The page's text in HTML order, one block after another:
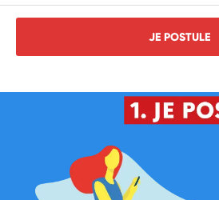
JE POSTULE